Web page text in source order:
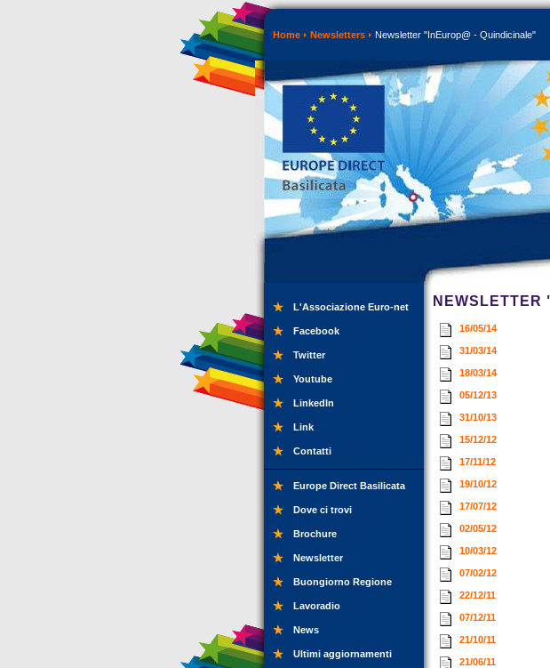
Home Newsletters Newsletter "InEurop@ - Quindicinale"
L'Associazione Euro-net
Facebook
Twitter
Youtube
LinkedIn
Link
Contatti
Europe Direct Basilicata
Dove ci trovi
Brochure
Newsletter
Buongiorno Regione
Lavoradio
News
Ultimi aggiornamenti
NEWSLETTER
16/05/14
31/03/14
18/03/14
05/12/13
31/10/13
15/12/12
17/11/12
19/10/12
17/07/12
02/05/12
10/03/12
07/02/12
22/12/11
07/12/11
21/10/11
21/06/11